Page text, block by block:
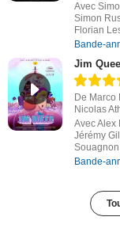
Avec
Simon
Florian
Bande-
Jim
De Marco
Nicolas
Avec Alex
Jérémy
Souagnon
Bande-